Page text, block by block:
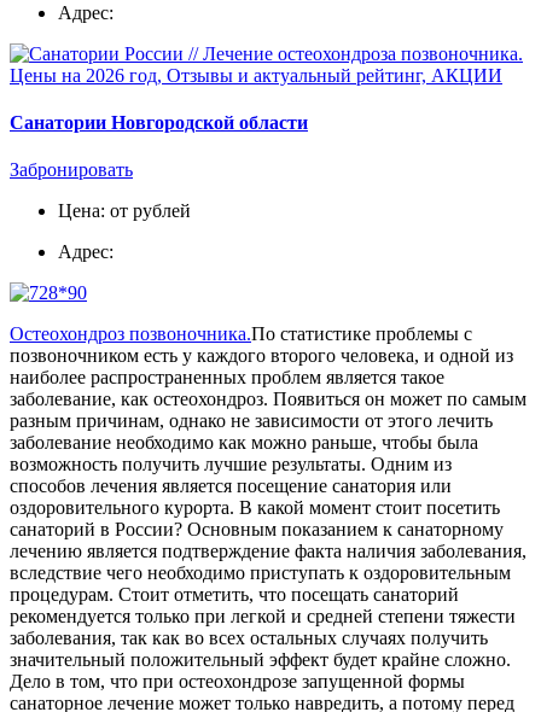
Адрес:
Санатории Новгородской области
Забронировать
Цена: от рублей
Адрес:
Остеохондроз позвоночника.По статистике проблемы с
позвоночником есть у каждого второго человека, и одной из
наиболее распространенных проблем является такое
заболевание, как остеохондроз. Появиться он может по самым
разным причинам, однако не зависимости от этого лечить
заболевание необходимо как можно раньше, чтобы была
возможность получить лучшие результаты. Одним из
способов лечения является посещение санатория или
оздоровительного курорта. В какой момент стоит посетить
санаторий в России? Основным показанием к санаторному
лечению является подтверждение факта наличия заболевания,
вследствие чего необходимо приступать к оздоровительным
процедурам. Стоит отметить, что посещать санаторий
рекомендуется только при легкой и средней степени тяжести
заболевания, так как во всех остальных случаях получить
значительный положительный эффект будет крайне сложно.
Дело в том, что при остеохондрозе запущенной формы
санаторное лечение может только навредить, а потому перед